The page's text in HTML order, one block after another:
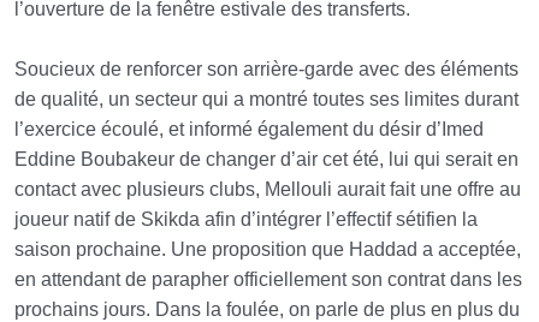
l’ouverture de la fenêtre estivale des transferts.
Soucieux de renforcer son arrière-garde avec des éléments
de qualité, un secteur qui a montré toutes ses limites durant
l’exercice écoulé, et informé également du désir d’Imed
Eddine Boubakeur de changer d’air cet été, lui qui serait en
contact avec plusieurs clubs, Mellouli aurait fait une offre au
joueur natif de Skikda afin d’intégrer l’effectif sétifien la
saison prochaine. Une proposition que Haddad a acceptée,
en attendant de parapher officiellement son contrat dans les
prochains jours. Dans la foulée, on parle de plus en plus du